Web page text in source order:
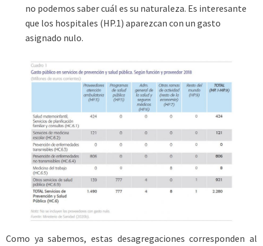
no podemos saber cuál es su naturaleza. Es interesante
que los hospitales (HP.1) aparezcan con un gasto
asignado nulo.
Como ya sabemos, estas desagregaciones corresponden al